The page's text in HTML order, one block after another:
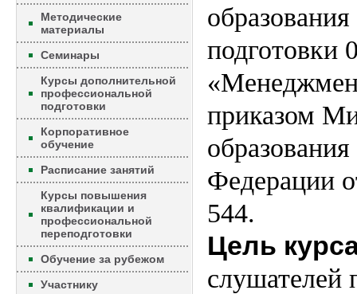
Методические
материалы
Семинары
Курсы дополнительной
профессиональной
подготовки
Корпоративное
обучение
Расписание занятий
Курсы повышения
квалификации и
профессиональной
переподготовки
Обучение за рубежом
Участнику
подготовки
приказом
Федерации
544.
Цель
слушателей